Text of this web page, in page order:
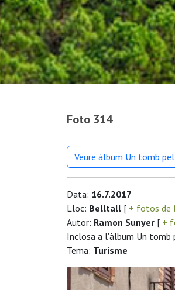
Foto 314
Veure àlbum Un tomb
Data: 16.7.2017
Lloc: Belltall [ + fotos
Autor: Ramon Sunyer [ +
Inclosa a l'àlbum Un tomb
Tema: Turisme